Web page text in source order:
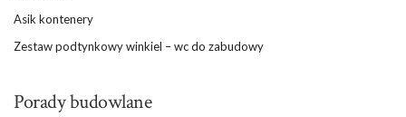
Asik kontenery
Zestaw podtynkowy winkiel – wc do zabudowy
Porady budowlane